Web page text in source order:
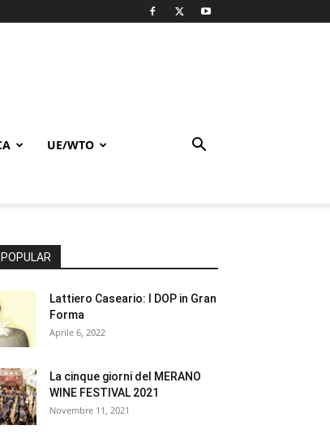
UE/WTO
Lattiero Caseario: I DOP in Gran
Forma
Aprile 6, 2022
La cinque giorni del MERANO
WINE FESTIVAL 2021
Novembre 11, 2021